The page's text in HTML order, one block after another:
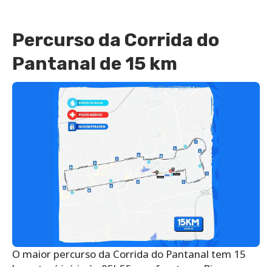
Percurso da Corrida do
Pantanal de 15 km
O maior percurso da Corrida do Pantanal tem 15